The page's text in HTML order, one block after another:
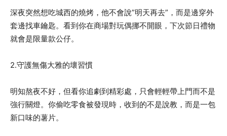
深夜突然想吃城西的燒烤，他不會說”明天再去”，而是邊穿外
套邊找車鑰匙。看到你在商場對玩偶挪不開眼，下次節日禮物
就會是限量款公仔。
2.守護無傷大雅的壞習慣
明知熬夜不好，但看你追劇到精彩處，只會輕輕帶上門而不是
強行關燈。你偷吃零食被發現時，收到的不是說教，而是一包
新口味的薯片。